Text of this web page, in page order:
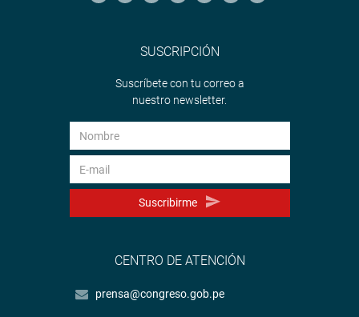
SUSCRIPCIÓN
Suscríbete con tu correo a
nuestro newsletter.
Suscribirme
CENTRO DE ATENCIÓN
prensa@congreso.gob.pe